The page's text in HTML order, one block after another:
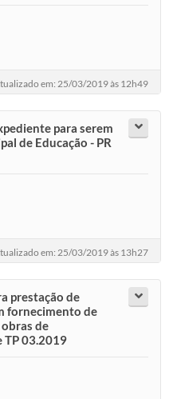
em: 25/03/2019 às 12h49
para serem
de Educação - PR
em: 25/03/2019 às 13h27
prestação de
fornecimento de
de
TP 03.2019